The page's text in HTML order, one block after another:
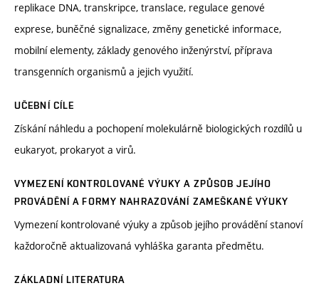
replikace DNA, transkripce, translace, regulace genové
exprese, buněčné signalizace, změny genetické informace,
mobilní elementy, základy genového inženýrství, příprava
transgenních organismů a jejich využití.
UČEBNÍ CÍLE
Získání náhledu a pochopení molekulárně biologických rozdílů u
eukaryot, prokaryot a virů.
VYMEZENÍ KONTROLOVANÉ VÝUKY A ZPŮSOB JEJÍHO
PROVÁDĚNÍ A FORMY NAHRAZOVÁNÍ ZAMEŠKANÉ VÝUKY
Vymezení kontrolované výuky a způsob jejího provádění stanoví
každoročně aktualizovaná vyhláška garanta předmětu.
ZÁKLADNÍ LITERATURA